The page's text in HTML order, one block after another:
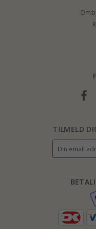
TILMELD